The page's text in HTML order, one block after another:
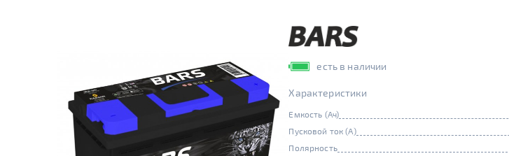
есть в наличии
Характеристики
Емкость (Ач)
Пусковой ток (А)
Полярность